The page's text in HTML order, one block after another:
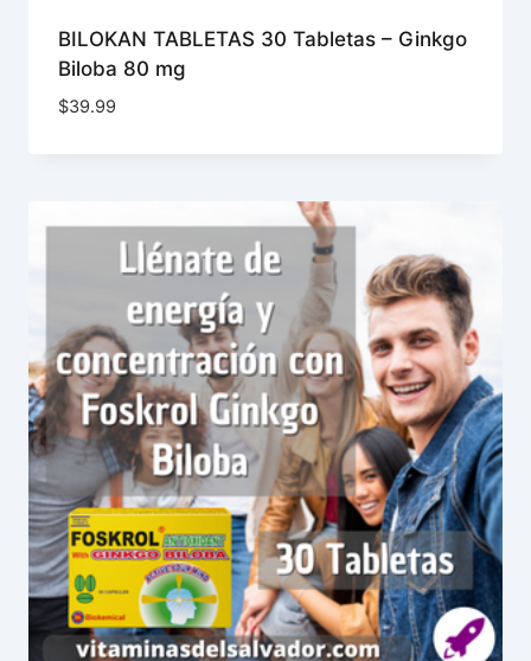
BILOKAN TABLETAS 30 Tabletas – Ginkgo
Biloba 80 mg
$39.99